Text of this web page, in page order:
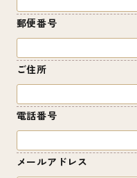
郵便番号
ご住所
電話番号
メールアドレス